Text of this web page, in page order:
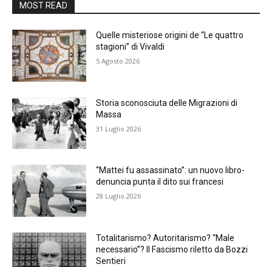
MOST READ
Quelle misteriose origini de “Le quattro
stagioni” di Vivaldi
5 Agosto 2026
Storia sconosciuta delle Migrazioni di
Massa
31 Luglio 2026
“Mattei fu assassinato”: un nuovo libro-
denuncia punta il dito sui francesi
28 Luglio 2026
Totalitarismo? Autoritarismo? “Male
necessario”? Il Fascismo riletto da Bozzi
Sentieri